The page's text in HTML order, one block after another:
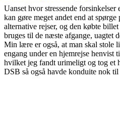
Uanset hvor stressende
kan gøre meget andet end at
alternative rejser, og den købte
bruges til de næste afgange, uagtet
Min lære er også, at man skal stole
engang under en hjemrejse henvist
hvilket jeg fandt urimeligt og tog et
DSB så også havde konduite nok til